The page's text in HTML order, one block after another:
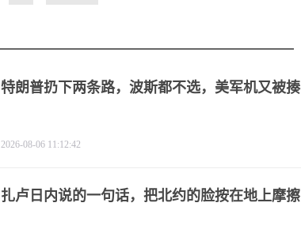
特朗普扔下两条路，波斯都不选，美军机又被揍
2026-08-06 11:12:42
扎卢日内说的一句话，把北约的脸按在地上摩擦